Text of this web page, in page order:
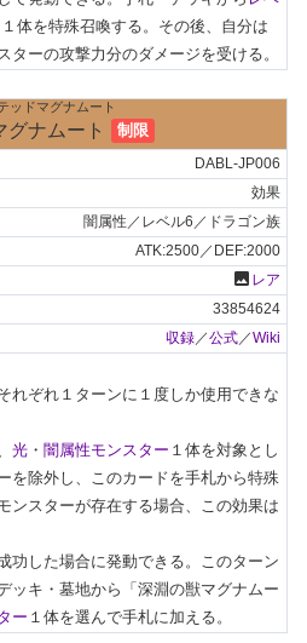
１体を特殊召喚する。その後、自分は
ターの攻撃力分のダメージを受ける。
ッドマグナムート
グナムート 制限
DABL-JP006
効果
闇属性／レベル6／ドラゴン族
ATK:2500／DEF:2000
photo レア
33854624
収録 ／公式 ／Wiki
ぞれ１ターンに１度しか使用できな
光 ・ 闇属性モンスター １体を対象とし
を除外し、このカードを手札から特殊
ンスターが存在する場合、この効果は
した場合に発動できる。このターン
ッキ・墓地から「深淵の獣マグナムー
ー １体を選んで手札に加える。